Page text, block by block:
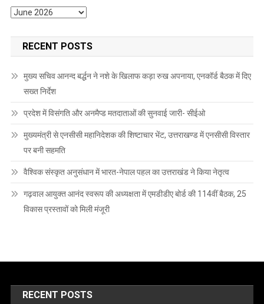
Archives
RECENT POSTS
मुख्य सचिव आनन्द बर्द्धन ने नशे के खिलाफ कड़ा रुख अपनाया, एनकॉर्ड बैठक में दिए
सख्त निर्देश
प्रदेश में विसंगति और अनमैप्ड मतदाताओं की सुनवाई जारी- सीईओ
मुख्यमंत्री से एनसीसी महानिदेशक की शिष्टाचार भेंट, उत्तराखण्ड में एनसीसी विस्तार
पर बनी सहमति
वैश्विक संस्कृत अनुसंधान में भारत-नेपाल पहल का उत्तराखंड ने किया नेतृत्व
गढ़वाल आयुक्त आनंद स्वरूप की अध्यक्षता में एमडीडीए बोर्ड की 114वीं बैठक, 25
विकास प्रस्तावों को मिली मंजूरी
RECENT POSTS